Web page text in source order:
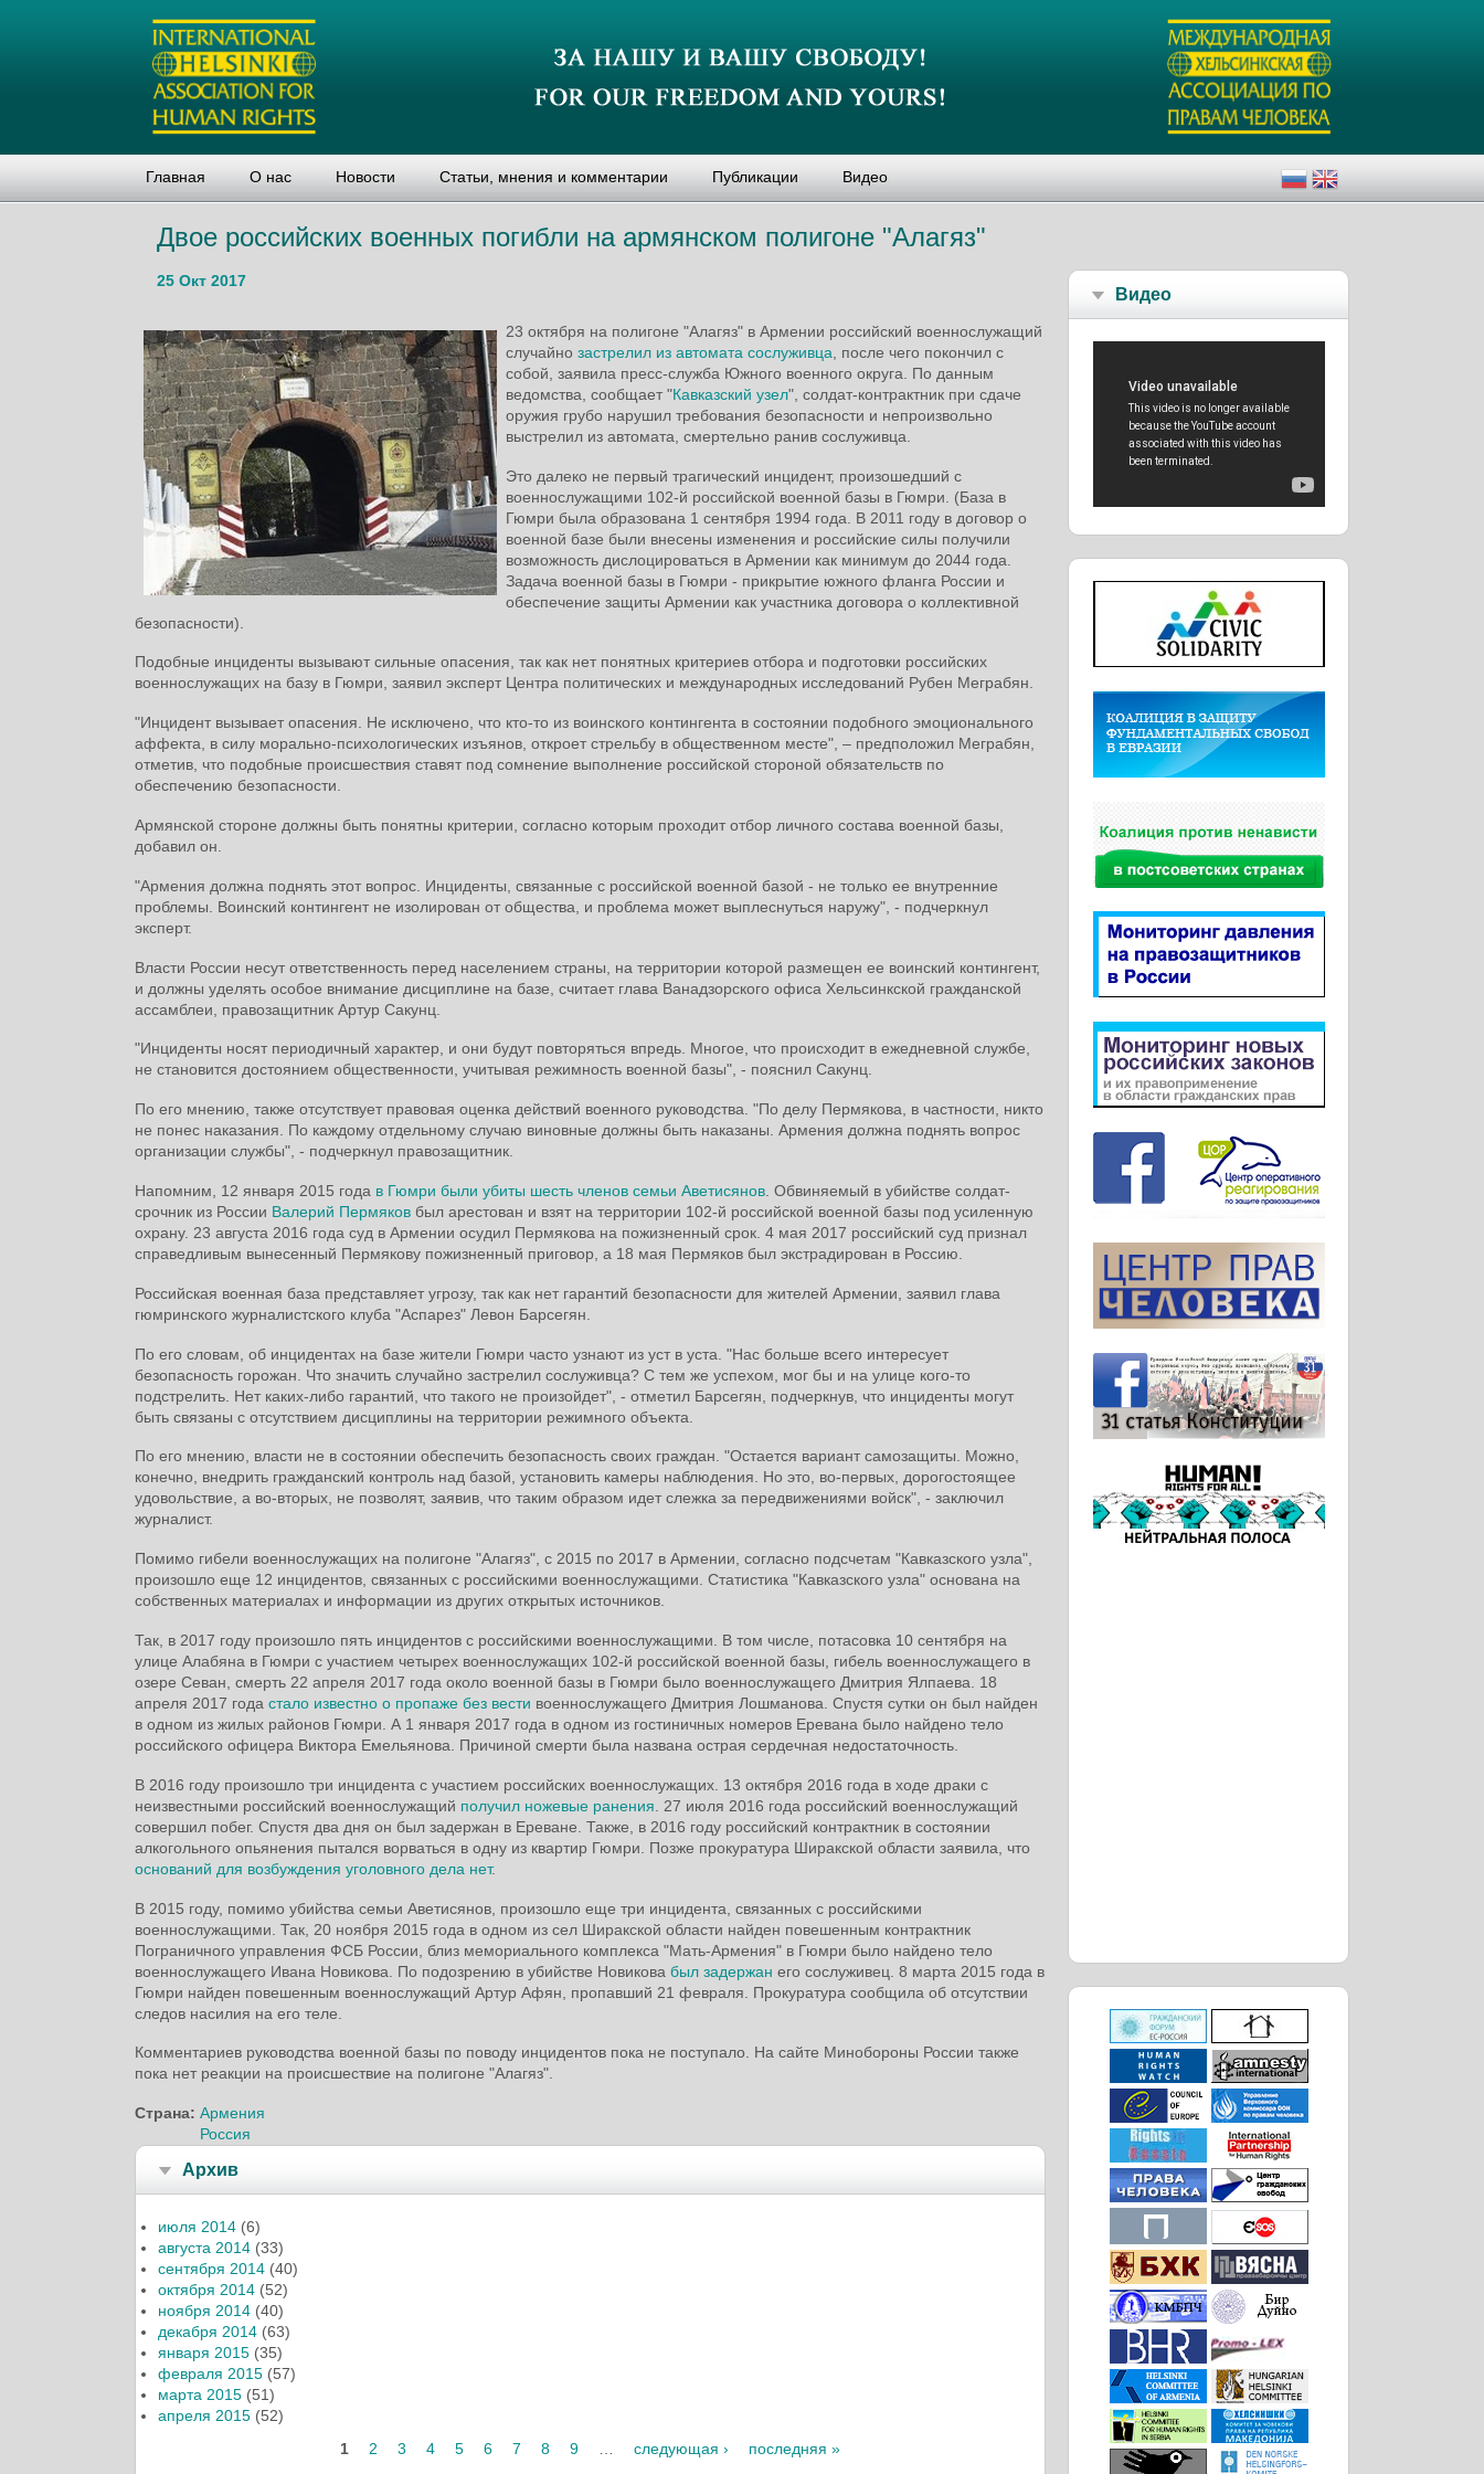
Главная О нас Новости Статьи, мнения и комментарии Публикации Видео
Двое российских военных погибли на армянском полигоне "Алагяз"
25 Окт 2017
23 октября на полигоне "Алагяз" в Армении российский военнослужащий
случайно застрелил из автомата сослуживца , после чего покончил с
собой, заявила пресс-служба Южного военного округа. По данным
ведомства, сообщает "Кавказский узел", солдат-контрактник при сдаче
оружия грубо нарушил требования безопасности и непроизвольно
выстрелил из автомата, смертельно ранив сослуживца.
Это далеко не первый трагический инцидент, произошедший с
военнослужащими 102-й российской военной базы в Гюмри. (База в
Гюмри была образована 1 сентября 1994 года. В 2011 году в договор о
военной базе были внесены изменения и российские силы получили
возможность дислоцироваться в Армении как минимум до 2044 года.
Задача военной базы в Гюмри - прикрытие южного фланга России и
обеспечение защиты Армении как участника договора о коллективной
безопасности).
Подобные инциденты вызывают сильные опасения, так как нет понятных критериев отбора и подготовки российских
военнослужащих на базу в Гюмри, заявил эксперт Центра политических и международных исследований Рубен Меграбян.
"Инцидент вызывает опасения. Не исключено, что кто-то из воинского контингента в состоянии подобного эмоционального
аффекта, в силу морально-психологических изъянов, откроет стрельбу в общественном месте", – предположил Меграбян,
отметив, что подобные происшествия ставят под сомнение выполнение российской стороной обязательств по
обеспечению безопасности.
Армянской стороне должны быть понятны критерии, согласно которым проходит отбор личного состава военной базы,
добавил он.
"Армения должна поднять этот вопрос. Инциденты, связанные с российской военной базой - не только ее внутренние
проблемы. Воинский контингент не изолирован от общества, и проблема может выплеснуться наружу", - подчеркнул
эксперт.
Власти России несут ответственность перед населением страны, на территории которой размещен ее воинский контингент,
и должны уделять особое внимание дисциплине на базе, считает глава Ванадзорского офиса Хельсинкской гражданской
ассамблеи, правозащитник Артур Сакунц.
"Инциденты носят периодичный характер, и они будут повторяться впредь. Многое, что происходит в ежедневной службе,
не становится достоянием общественности, учитывая режимность военной базы", - пояснил Сакунц.
По его мнению, также отсутствует правовая оценка действий военного руководства. "По делу Пермякова, в частности, никто
не понес наказания. По каждому отдельному случаю виновные должны быть наказаны. Армения должна поднять вопрос
организации службы", - подчеркнул правозащитник.
Напомним, 12 января 2015 года в Гюмри были убиты шесть членов семьи Аветисянов . Обвиняемый в убийстве cолдат-
срочник из России Валерий Пермяков был арестован и взят на территории 102-й российской военной базы под усиленную
охрану. 23 августа 2016 года суд в Армении осудил Пермякова на пожизненный срок. 4 мая 2017 российский суд признал
справедливым вынесенный Пермякову пожизненный приговор, а 18 мая Пермяков был экстрадирован в Россию.
Российская военная база представляет угрозу, так как нет гарантий безопасности для жителей Армении, заявил глава
гюмринского журналистского клуба "Аспарез" Левон Барсегян.
По его словам, об инцидентах на базе жители Гюмри часто узнают из уст в уста. "Нас больше всего интересует
безопасность горожан. Что значить случайно застрелил сослуживца? С тем же успехом, мог бы и на улице кого-то
подстрелить. Нет каких-либо гарантий, что такого не произойдет", - отметил Барсегян, подчеркнув, что инциденты могут
быть связаны с отсутствием дисциплины на территории режимного объекта.
По его мнению, власти не в состоянии обеспечить безопасность своих граждан. "Остается вариант самозащиты. Можно,
конечно, внедрить гражданский контроль над базой, установить камеры наблюдения. Но это, во-первых, дорогостоящее
удовольствие, а во-вторых, не позволят, заявив, что таким образом идет слежка за передвижениями войск", - заключил
журналист.
Помимо гибели военнослужащих на полигоне "Алагяз", с 2015 по 2017 в Армении, согласно подсчетам "Кавказского узла",
произошло еще 12 инцидентов, связанных с российскими военнослужащими. Статистика "Кавказского узла" основана на
собственных материалах и информации из других открытых источников.
Так, в 2017 году произошло пять инцидентов с российскими военнослужащими. В том числе, потасовка 10 сентября на
улице Алабяна в Гюмри с участием четырех военнослужащих 102-й российской военной базы, гибель военнослужащего в
озере Севан, смерть 22 апреля 2017 года около военной базы в Гюмри было военнослужащего Дмитрия Ялпаева. 18
апреля 2017 года стало известно о пропаже без вести военнослужащего Дмитрия Лошманова. Спустя сутки он был найден
в одном из жилых районов Гюмри. А 1 января 2017 года в одном из гостиничных номеров Еревана было найдено тело
российского офицера Виктора Емельянова. Причиной смерти была названа острая сердечная недостаточность.
В 2016 году произошло три инцидента с участием российских военнослужащих. 13 октября 2016 года в ходе драки с
неизвестными российский военнослужащий получил ножевые ранения . 27 июля 2016 года российский военнослужащий
совершил побег. Спустя два дня он был задержан в Ереване. Также, в 2016 году российский контрактник в состоянии
алкогольного опьянения пытался ворваться в одну из квартир Гюмри. Позже прокуратура Ширакской области заявила, что
оснований для возбуждения уголовного дела нет.
В 2015 году, помимо убийства семьи Аветисянов, произошло еще три инцидента, связанных с российскими
военнослужащими. Так, 20 ноября 2015 года в одном из сел Ширакской области найден повешенным контрактник
Пограничного управления ФСБ России, близ мемориального комплекса "Мать-Армения" в Гюмри было найдено тело
военнослужащего Ивана Новикова. По подозрению в убийстве Новикова был задержан его сослуживец. 8 марта 2015 года в
Гюмри найден повешенным военнослужащий Артур Афян, пропавший 21 февраля. Прокуратура сообщила об отсутствии
следов насилия на его теле.
Комментариев руководства военной базы по поводу инцидентов пока не поступало. На сайте Минобороны России также
пока нет реакции на происшествие на полигоне "Алагяз".
Страна: Армения
Россия
Архив
июля 2014 (6)
августа 2014 (33)
сентября 2014 (40)
октября 2014 (52)
ноября 2014 (40)
декабря 2014 (63)
января 2015 (35)
февраля 2015 (57)
марта 2015 (51)
апреля 2015 (52)
1 2 3 4 5 6 7 8 9 следующая › последняя »
Видео